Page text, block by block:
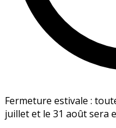
Fermeture estivale :
juillet et le 31 août sera